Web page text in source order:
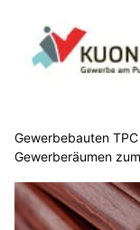
Gewerbebauten
Gewerberäumen